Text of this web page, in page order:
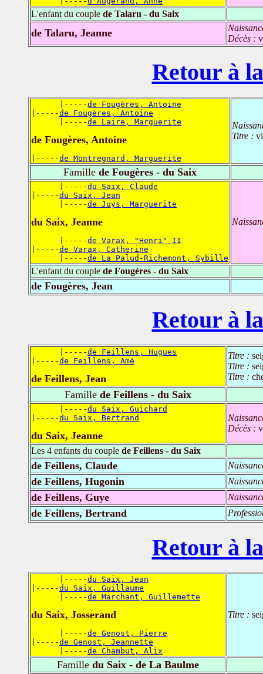
L'enfant du couple de Talaru - du Saix
de Talaru, Jeanne
Décès :
Retour à
      |-----
de Fougères, Antoine
|-----de Fougères, Antoine
      |-----
de Laire, Marguerite
de Fougères, Antoine
|-----de Montregnard, Marguerite
Titre :
Famillede Fougères - du Saix
      |-----
du Saix, Claude
|-----du Saix, Jean
      |-----
de Juys, Marguerite
du Saix, Jeanne
      |-----
de Varax, "Henri" II
|-----de Varax, Catherine
      |-----
de La Palud-Richemont, Sybille
L'enfant du couple de Fougères - du Saix
de Fougères, Jean
Retour à
      |-----
de Feillens, Hugues
|-----de Feillens, Amé
de Feillens, Jean
Titre :
Titre :
Titre :
Famillede Feillens - du Saix
      |-----
du Saix, Guichard
|-----du Saix, Bertrand
du Saix, Jeanne
Décès :
Les 4 enfants du couple de Feillens - du Saix
de Feillens, Claude
de Feillens, Hugonin
de Feillens, Guye
de Feillens, Bertrand
Retour à
      |-----
du Saix, Jean
|-----du Saix, Guillaume
      |-----
de Marchant, Guillemette
du Saix, Josserand
      |-----
de Genost, Pierre
|-----de Genost, Jeannette
      |-----
de Chambut, Alix
Titre :
Familledu Saix - de La Baulme